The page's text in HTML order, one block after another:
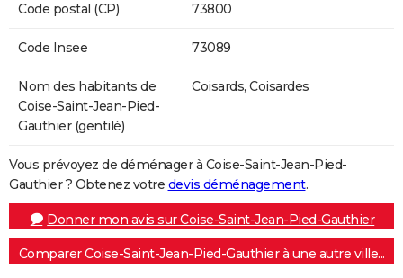
Code postal (CP) 73800
Code Insee 73089
Nom des habitants de
Coise-Saint-Jean-Pied-
Gauthier (gentilé)
Coisards, Coisardes
Vous prévoyez de déménager à Coise-Saint-Jean-Pied-
Gauthier ? Obtenez votre devis déménagement.
Donner mon avis sur Coise-Saint-Jean-Pied-Gauthier
Comparer Coise-Saint-Jean-Pied-Gauthier à une autre ville...